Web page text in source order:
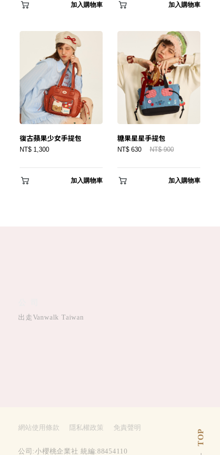
建立專屬帳號
我 要 註 冊
加入購物車 加入購物車
復古蘋果少女手提包
NT$ 1,300
加入購物車
糖果星星手提包
NT$ 630 NT$ 900
加入購物車
出走Vanwalk Taiwan
TOP
網站使用條款 隱私權政策 免責聲明
公司:小櫻桃企業社 統編:88454110